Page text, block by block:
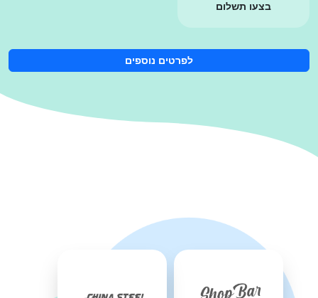
בצעו תשלום
לפרטים נוספים